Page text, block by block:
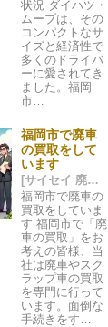
状況 ダイハツ・
ムーブは、その
コンパクトなサ
イズと経済性で
多くのドライバ
ーに愛されてき
ました。福岡
市…
福岡市で廃車
の買取をして
います
[サイセイ 廃車ネット 福岡市] 2024/05/16 00:44
福岡市で廃車の
買取をしていま
す 福岡市で「廃
車の買取」をお
考えの皆様、当
社は廃車やスク
ラップ車の買取
を専門に行って
います。面倒な
手続きをす…